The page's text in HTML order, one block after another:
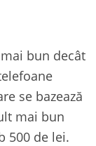
bun decât
se bazează
mai bun
500 de lei.